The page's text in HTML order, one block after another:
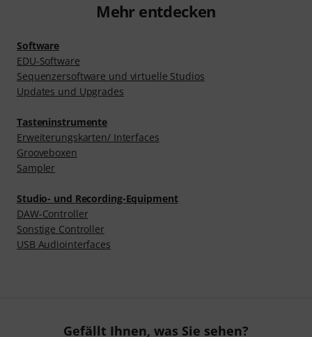
Mehr entdecken
Software
EDU-Software
Sequenzersoftware und virtuelle Studios
Updates und Upgrades
Tasteninstrumente
Erweiterungskarten/ Interfaces
Grooveboxen
Sampler
Studio- und Recording-Equipment
DAW-Controller
Sonstige Controller
USB Audiointerfaces
Gefällt Ihnen, was Sie sehen?